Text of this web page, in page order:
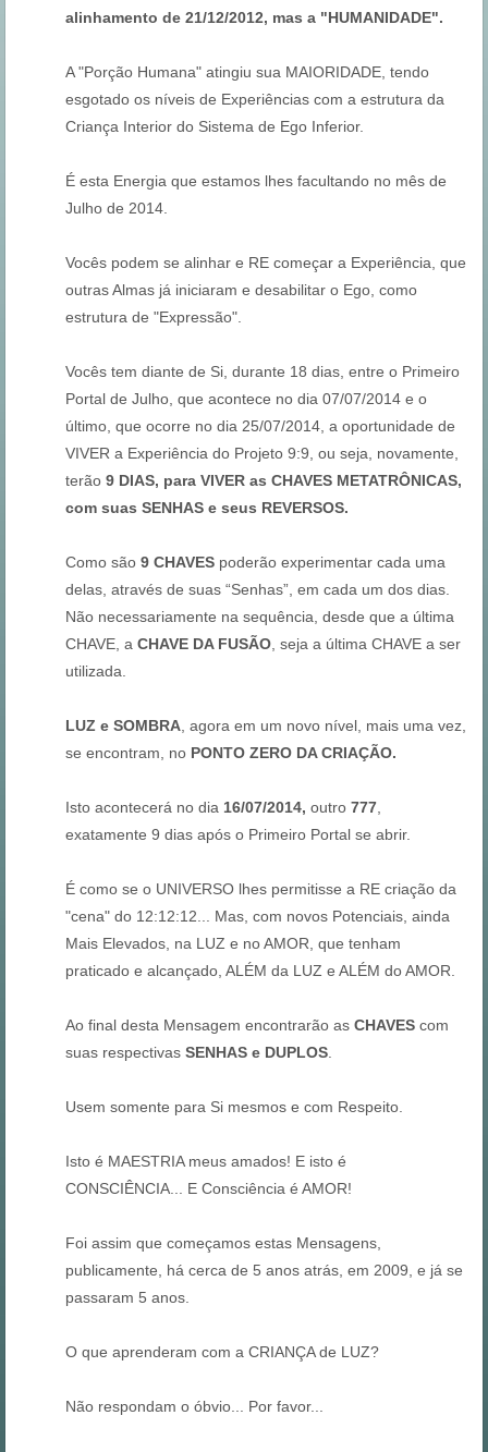
alinhamento de 21/12/2012, mas a "HUMANIDADE".
A "Porção Humana" atingiu sua MAIORIDADE, tendo
esgotado os níveis de Experiências com a estrutura da
Criança Interior do Sistema de Ego Inferior.
É esta Energia que estamos lhes facultando no mês de
Julho de 2014.
Vocês podem se alinhar e RE começar a Experiência, que
outras Almas já iniciaram e desabilitar o Ego, como
estrutura de "Expressão".
Vocês tem diante de Si, durante 18 dias, entre o Primeiro
Portal de Julho, que acontece no dia 07/07/2014 e o
último, que ocorre no dia 25/07/2014, a oportunidade de
VIVER a Experiência do Projeto 9:9, ou seja, novamente,
terão 9 DIAS, para VIVER as CHAVES METATRÔNICAS,
com suas SENHAS e seus REVERSOS.
Como são 9 CHAVES poderão experimentar cada uma
delas, através de suas “Senhas”, em cada um dos dias.
Não necessariamente na sequência, desde que a última
CHAVE, a CHAVE DA FUSÃO , seja a última CHAVE a ser
utilizada.
LUZ e SOMBRA , agora em um novo nível, mais uma vez,
se encontram, no PONTO ZERO DA CRIAÇÃO.
Isto acontecerá no dia 16/07/2014, outro 777
exatamente 9 dias após o Primeiro Portal se abrir.
É como se o UNIVERSO lhes permitisse a RE criação da
"cena" do 12:12:12... Mas, com novos Potenciais, ainda
Mais Elevados, na LUZ e no AMOR, que tenham
praticado e alcançado, ALÉM da LUZ e ALÉM do AMOR.
Ao final desta Mensagem encontrarão as CHAVES com
suas respectivas SENHAS e DUPLOS
Usem somente para Si mesmos e com Respeito.
Isto é MAESTRIA meus amados! E isto é
CONSCIÊNCIA... E Consciência é AMOR!
Foi assim que começamos estas Mensagens,
publicamente, há cerca de 5 anos atrás, em 2009, e já se
passaram 5 anos.
O que aprenderam com a CRIANÇA de LUZ?
Não respondam o óbvio... Por favor...